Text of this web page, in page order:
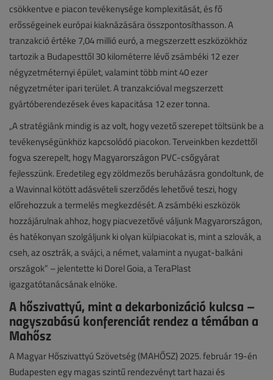
csökkentve e piacon tevékenysége komplexitását, és fő
erősségeinek európai kiaknázására összpontosíthasson. A
tranzakció értéke 7,04 millió euró, a megszerzett eszközökhöz
tartozik a Budapesttől 30 kilométerre lévő zsámbéki 12 ezer
négyzetméternyi épület, valamint több mint 40 ezer
négyzetméter ipari terület. A tranzakcióval megszerzett
gyártóberendezések éves kapacitása 12 ezer tonna.
„A stratégiánk mindig is az volt, hogy vezető szerepet töltsünk be a
tevékenységünkhöz kapcsolódó piacokon. Terveinkben kezdettől
fogva szerepelt, hogy Magyarországon PVC-csőgyárat
fejlesszünk. Eredetileg egy zöldmezős beruházásra gondoltunk, de
a Wavinnal kötött adásvételi szerződés lehetővé teszi, hogy
előrehozzuk a termelés megkezdését. A zsámbéki eszközök
hozzájárulnak ahhoz, hogy piacvezetővé váljunk Magyarországon,
és hatékonyan szolgáljunk ki olyan külpiacokat is, mint a szlovák, a
cseh, az osztrák, a svájci, a német, valamint a nyugat-balkáni
országok” – jelentette ki Dorel Goia, a TeraPlast
igazgatótanácsának elnöke.
A hőszivattyú, mint a dekarbonizáció kulcsa –
nagyszabású konferenciát rendez a témában a
Mahősz
A Magyar Hőszivattyú Szövetség (MAHŐSZ) 2025. február 19-én
Budapesten egy magas szintű rendezvényt tart hazai és